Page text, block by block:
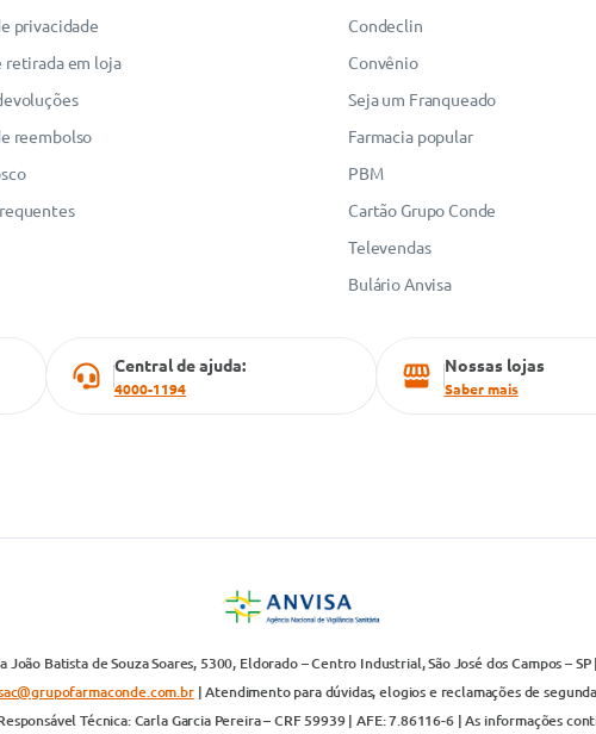
privacidade
retirada em loja
reembolso
Condeclin
Convênio
Seja um Franqueado
Farmacia popular
PBM
Cartão Grupo Conde
Televendas
Bulário Anvisa
Central de ajuda:
4000-1194
Nossas lojas
Saber mais
Batista de Souza Soares, 5300, Eldorado – Centro Industrial, São José dos Campos –
| Atendimento para dúvidas, elogios e reclamações de
Técnica: Carla Garcia Pereira – CRF 59939 | AFE: 7.86116-6 | As informações